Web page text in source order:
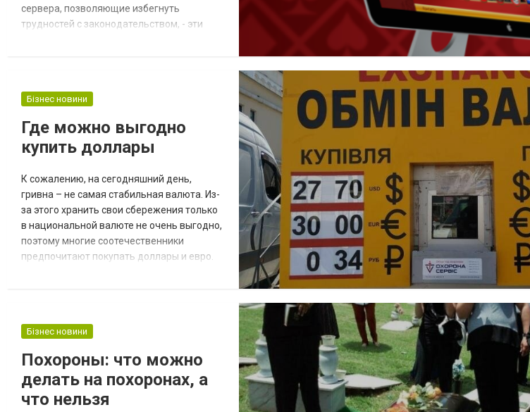
сервера, позволяющие избегнуть
трудностей с законодательством, - эти
время, благодаря чему казино получает
казино с виртуальными зал...
Бізнес новини
Где можно выгодно
купить доллары
К сожалению, на сегодняшний день,
гривна – не самая стабильная валюта. Из-
за этого хранить свои сбережения только
в национальной валюте не очень выгодно,
поэтому многие соотечественники
предпочитают покупать доллары и евро.
валюту в наличии сложно. Также
мошенников и просто недоброс...
Бізнес новини
Похороны: что можно
делать на похоронах, а
что нельзя